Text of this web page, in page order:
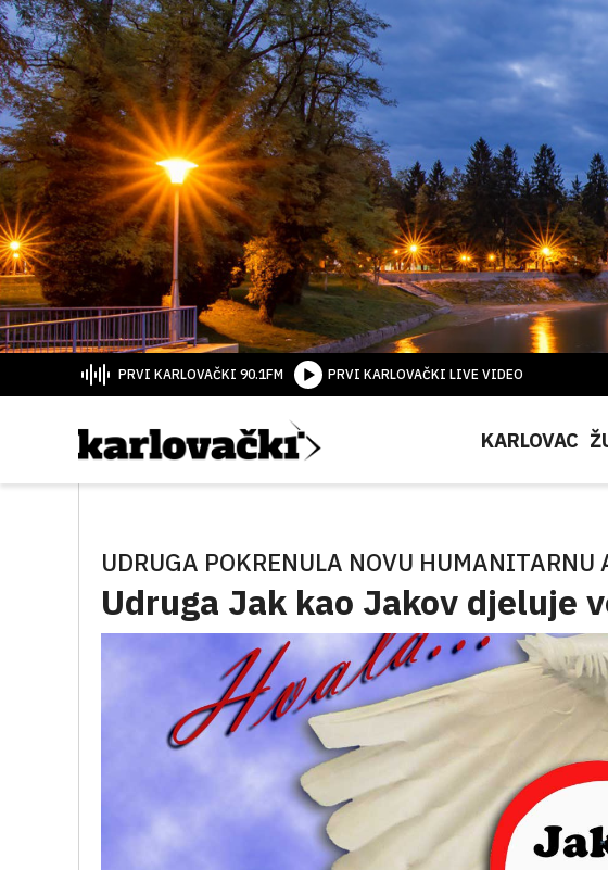
PRVI KARLOVAČKI 90.1FM PRVI KARLOVAČKI LIVE VIDEO
KARLOVAC
UDRUGA POKRENULA NOVU
Udruga Jak kao Jakov djeluje